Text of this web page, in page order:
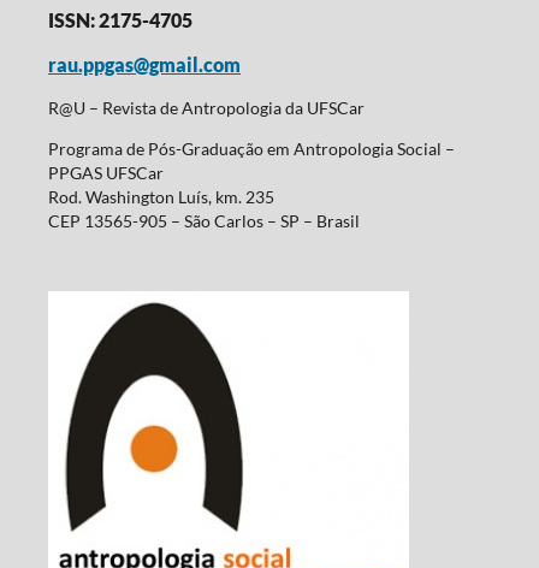
ISSN: 2175-4705
rau.ppgas@gmail.com
R@U – Revista de Antropologia da UFSCar
Programa de Pós-Graduação em Antropologia Social –
PPGAS UFSCar
Rod. Washington Luís, km. 235
CEP 13565-905 – São Carlos – SP – Brasil